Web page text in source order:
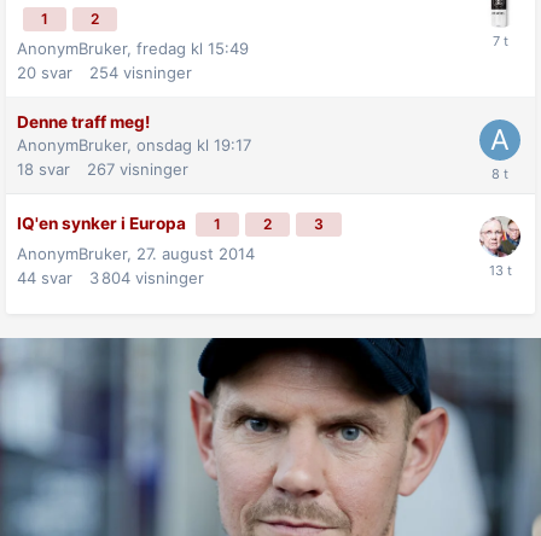
1 2
AnonymBruker, fredag kl 15:49
20 svar 254 visninger
Denne traff meg!
AnonymBruker, onsdag kl 19:17
18 svar 267 visninger
IQ'en synker i Europa 1 2 3
AnonymBruker, 27. august 2014
44 svar 3 804 visninger